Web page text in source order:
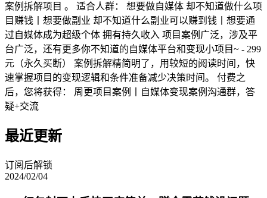
案例拆解项目 。 适合人群： 想要做自媒体 却不知道做什么项
目赚钱丨想要做副业 却不知道什么副业可以赚到钱丨想要通
过自媒体成为超级个体 拥有持久收入 项目案例广泛，涉及平
台广泛，还有更多你不知道的自媒体平台和变现小项目~ - 299
元（永久买断） 案例拆解精简明了，用较短的阅读时间，快
速掌握项目的变现逻辑和条件准备减少决策时间。 付费之
后，您将获得： 周更项目案例丨自媒体变现案例沟通群，答
疑+交流
最近更新
订阅后解锁
2024/02/04